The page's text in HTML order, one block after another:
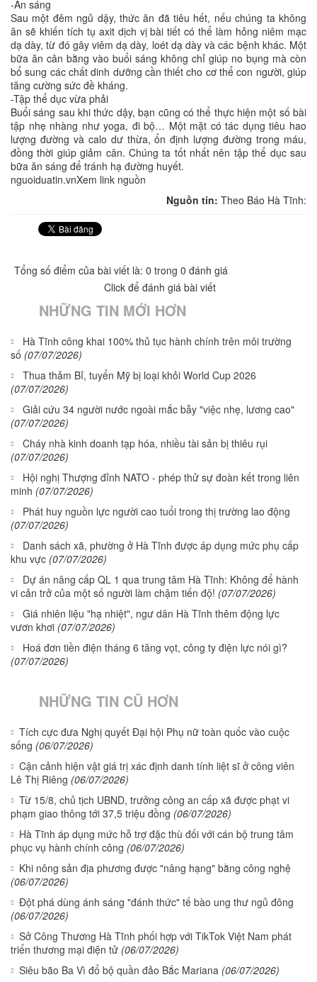
-Ăn sáng
Sau một đêm ngủ dậy, thức ăn đã tiêu hết, nếu chúng ta không
ăn sẽ khiến tích tụ axit dịch vị bài tiết có thể làm hỏng niêm mạc
dạ dày, từ đó gây viêm dạ dày, loét dạ dày và các bệnh khác. Một
bữa ăn cân bằng vào buổi sáng không chỉ giúp no bụng mà còn
bổ sung các chất dinh dưỡng cần thiết cho cơ thể con người, giúp
tăng cường sức đề kháng.
-Tập thể dục vừa phải
Buổi sáng sau khi thức dậy, bạn cũng có thể thực hiện một số bài
tập nhẹ nhàng như yoga, đi bộ… Một mặt có tác dụng tiêu hao
lượng đường và calo dư thừa, ổn định lượng đường trong máu,
đồng thời giúp giảm cân. Chúng ta tốt nhất nên tập thể dục sau
bữa ăn sáng để tránh hạ đường huyết.
nguoiduatin.vnXem link nguồn
Nguồn tin: Theo Báo Hà Tĩnh:
Tổng số điểm của bài viết là: 0 trong 0 đánh giá
Click để đánh giá bài viết
NHỮNG TIN MỚI HƠN
Hà Tĩnh công khai 100% thủ tục hành chính trên môi trường
số (07/07/2026)
Thua thảm Bỉ, tuyển Mỹ bị loại khỏi World Cup 2026
(07/07/2026)
Giải cứu 34 người nước ngoài mắc bẫy "việc nhẹ, lương cao"
(07/07/2026)
Cháy nhà kinh doanh tạp hóa, nhiều tài sản bị thiêu rụi
(07/07/2026)
Hội nghị Thượng đỉnh NATO - phép thử sự đoàn kết trong liên
minh (07/07/2026)
Phát huy nguồn lực người cao tuổi trong thị trường lao động
(07/07/2026)
Danh sách xã, phường ở Hà Tĩnh được áp dụng mức phụ cấp
khu vực (07/07/2026)
Dự án nâng cấp QL 1 qua trung tâm Hà Tĩnh: Không để hành
vi cản trở của một số người làm chậm tiến độ! (07/07/2026)
Giá nhiên liệu "hạ nhiệt", ngư dân Hà Tĩnh thêm động lực
vươn khơi (07/07/2026)
Hoá đơn tiền điện tháng 6 tăng vọt, công ty điện lực nói gì?
(07/07/2026)
NHỮNG TIN CŨ HƠN
Tích cực đưa Nghị quyết Đại hội Phụ nữ toàn quốc vào cuộc
sống (06/07/2026)
Cận cảnh hiện vật giá trị xác định danh tính liệt sĩ ở công viên
Lê Thị Riêng (06/07/2026)
Từ 15/8, chủ tịch UBND, trưởng công an cấp xã được phạt vi
phạm giao thông tới 37,5 triệu đồng (06/07/2026)
Hà Tĩnh áp dụng mức hỗ trợ đặc thù đối với cán bộ trung tâm
phục vụ hành chính công (06/07/2026)
Khi nông sản địa phương được "nâng hạng" bằng công nghệ
(06/07/2026)
Đột phá dùng ánh sáng "đánh thức" tế bào ung thư ngủ đông
(06/07/2026)
Sở Công Thương Hà Tĩnh phối hợp với TikTok Việt Nam phát
triển thương mại điện tử (06/07/2026)
Siêu bão Ba Vì đổ bộ quần đảo Bắc Mariana (06/07/2026)